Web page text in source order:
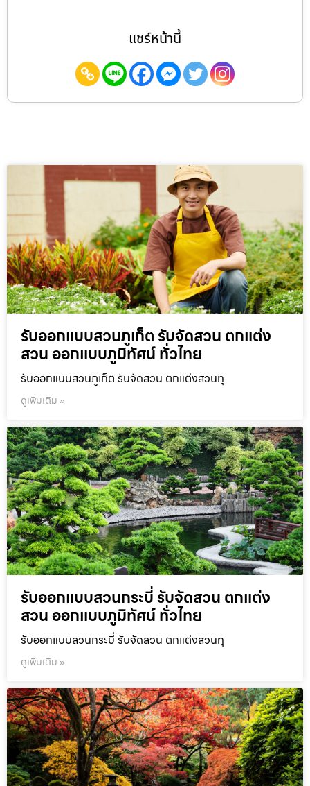
แชร์หน้านี้
รับออกแบบสวนภูเก็ต รับจัดสวน ตกแต่ง
สวน ออกแบบภูมิทัศน์ ทั่วไทย
รับออกแบบสวนภูเก็ต รับจัดสวน ตกแต่งสวนทุ
ดูเพิ่มเติม »
รับออกแบบสวนกระบี่ รับจัดสวน ตกแต่ง
สวน ออกแบบภูมิทัศน์ ทั่วไทย
รับออกแบบสวนกระบี่ รับจัดสวน ตกแต่งสวนทุ
ดูเพิ่มเติม »